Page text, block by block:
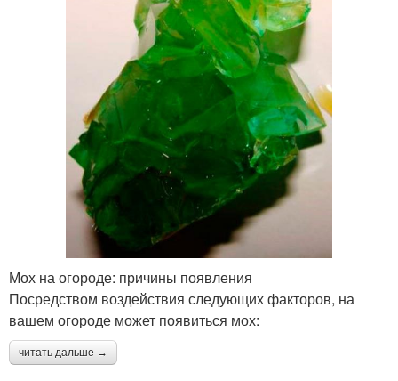
Мох на огороде: причины появления
Посредством воздействия следующих факторов, на
вашем огороде может появиться мох:
читать дальше →